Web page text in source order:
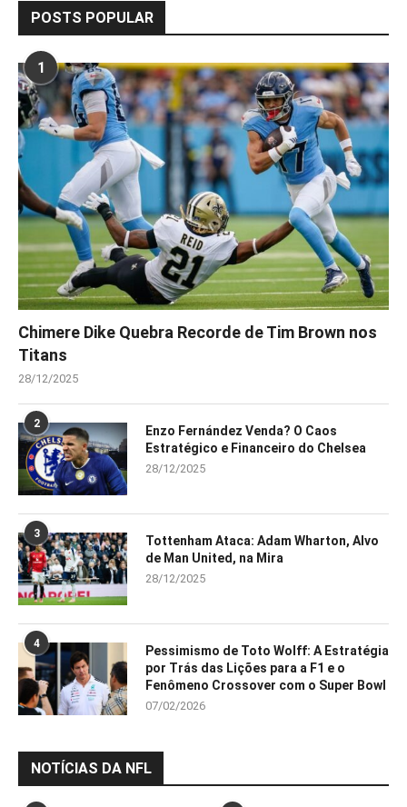
POSTS POPULAR
1
Chimere Dike Quebra Recorde de Tim Brown nos
Titans
28/12/2025
2
Enzo Fernández Venda? O Caos
Estratégico e Financeiro do Chelsea
28/12/2025
3
Tottenham Ataca: Adam Wharton, Alvo
de Man United, na Mira
28/12/2025
4
Pessimismo de Toto Wolff: A Estratégia
por Trás das Lições para a F1 e o
Fenômeno Crossover com o Super Bowl
07/02/2026
NOTÍCIAS DA NFL